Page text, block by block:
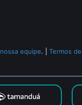
nossa equipe. |Termos